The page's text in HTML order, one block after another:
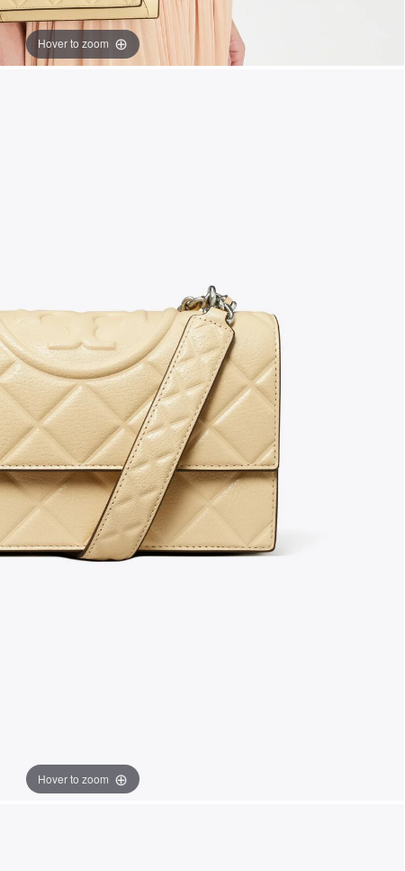
Hover to zoom
Hover to zoom